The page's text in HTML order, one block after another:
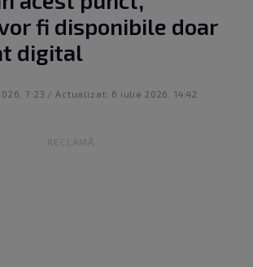
fi disponibile doar
digital
7:23 / Actualizat: 6 iulie 2026, 14:42
RECLAMĂ